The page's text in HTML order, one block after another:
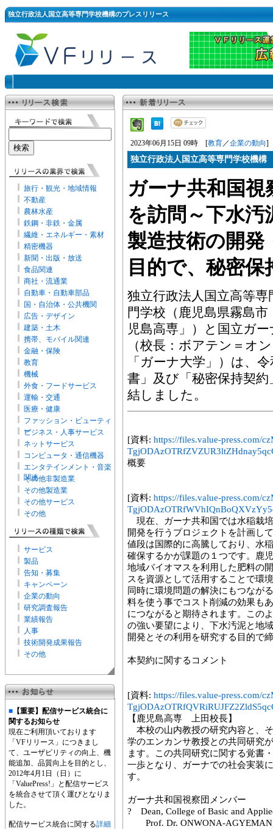
独立行政法人国立高等専門学校機構のプレスリリース
旅行・観光・地域情報
不動産
農林水産
鉄鋼・非鉄・金属
繊維・エネルギー・素材
精密機器
新聞・出版・放送
食品関連
商社・流通業
自動車・自動車部品
国・自治体・公共機関
広告・デザイン
建築・土木
携帯、モバイル関連
金融・保険
教育
機械
外食・フードサービス
運輸・交通
医療・健康
ファッション・ビューティ
ー
ビジネス・人事サービス
ネットサービス
コンピュータ・通信機器
エンタテインメント・音楽
関連
その他非製造業
その他製造業
その他サービス
その他
サービス
製品
告知・募集
キャンペーン
企業の動向
研究調査報告
業績報告
人事
技術開発成果報告
その他
■ 【重要】配信サービス統合に
関するお知らせ
現在ご利用頂いております
「VFリリース」につきまし
て、ユーザビリティの向上、機
能追加、品質向上を目的とし、
2012年4月1日（日）に
「ValuePress!」と配信サービス
を統合させて頂く運びとなりま
した。
配信サービス統合に関する詳細
2023年06月15日 09時 [教育／企業の動向]
独立行政法人国立高等専門学校機構
ガーナ共和国視
を訪問～下水
製造技術の開発
目的で、秘密
独立行政法人国立高等
門学校（鹿児島県霧島
児島高専」）と国立ガ
（校長：ボアテン＝オ
「ガーナ大学」）は、
書」及び「秘密保持契
結しました。
[資料: https://files.value-press.com/
概要
[資料: https://files.value-press.com/
現在、ガーナ共和国では水稲栽
開発を行うプロジェクトを計画し
値段は国際的に高騰しており、水
確保するかが課題の１つです。鹿
地域バイオマスを利用した肥料の
スを資源として活用することで環
同時に環境問題の解決にもつなが
料を使う事でコスト削減の効果も
につながると期待されます。この
の強い要望により、下水汚泥と地
開発とその利用を研究する目的で
本契約に関するコメント
[資料: https://files.value-press.com/
【鹿児島高専 上田校長】
本校の山内教授の研究内容と、
学のエンカンサ教授との共同研究
ます。この共同研究に関する覚書
一歩となり、ガーナでの社会実装
す。
ガーナ共和国視察団メンバー
? Dean, College of Basic and
Prof. Dr. ONWONA-AGYEMAN,